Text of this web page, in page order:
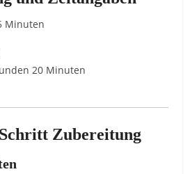
Minuten
20 Minuten
Schritt Zubereitung